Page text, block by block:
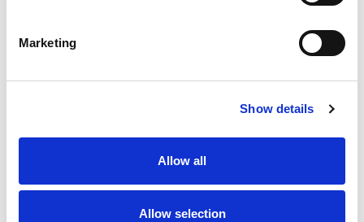
Marketing
Show details
Allow all
Allow selection